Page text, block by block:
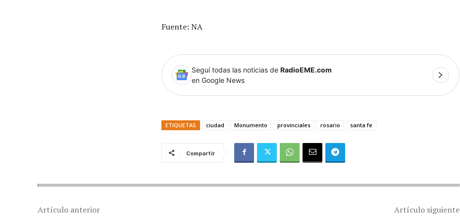
Fuente: NA
Seguí todas las noticias de RadioEME.com
en Google News
ETIQUETAS ciudad Monumento provinciales rosario santa fe
Compartir
Artículo anterior
Artículo siguiente